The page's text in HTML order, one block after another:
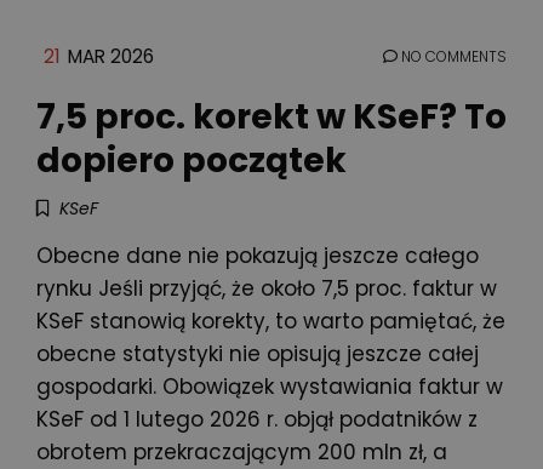
21 MAR 2026 NO COMMENTS
7,5 proc. korekt w KSeF? To
dopiero początek
KSeF
Obecne dane nie pokazują jeszcze całego
rynku Jeśli przyjąć, że około 7,5 proc. faktur w
KSeF stanowią korekty, to warto pamiętać, że
obecne statystyki nie opisują jeszcze całej
gospodarki. Obowiązek wystawiania faktur w
KSeF od 1 lutego 2026 r. objął podatników z
obrotem przekraczającym 200 mln zł, a